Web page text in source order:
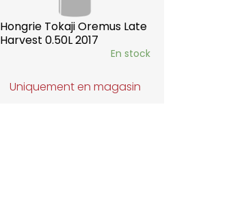
Hongrie Tokaji Oremus Late
Harvest 0.50L 2017
En stock
Uniquement en magasin